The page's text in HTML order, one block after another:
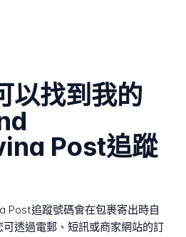
以找到我的
Post追蹤
Post追蹤號碼會在包裹寄出時自
透過電郵、短訊或商家網站的訂